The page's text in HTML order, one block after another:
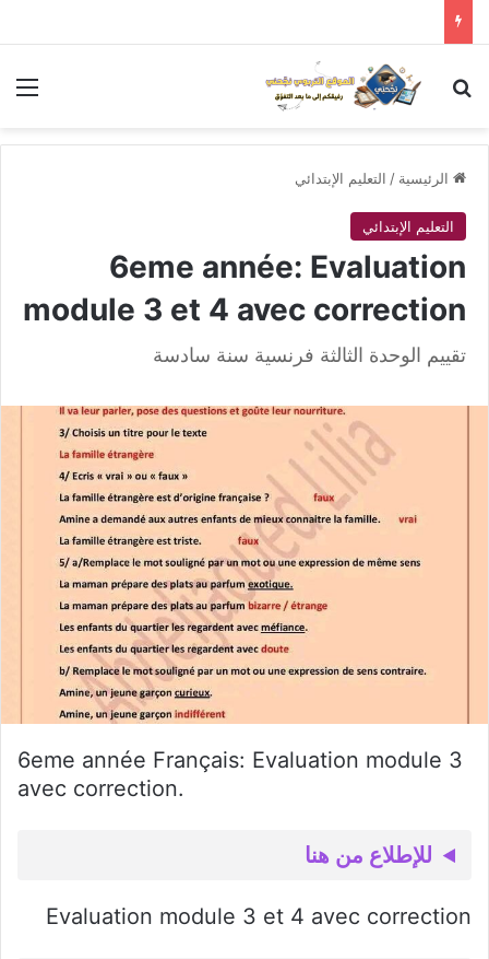
بحث عن
الرئيسية / التعليم الإبتدائي
التعليم الإبتدائي
6eme année: Evaluation
module 3 et 4 avec correction
تقييم الوحدة الثالثة فرنسية سنة سادسة
6eme année Français: Evaluation module 3
avec correction.
للإطلاع من هنا
Evaluation module 3 et 4 avec correction